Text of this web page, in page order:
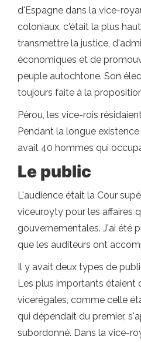
d'Espagne dans la vice-
coloniaux, c'était la plus
transmettre la justice,
économiques et de
peuple autochtone. Son
toujours faite à la
Pérou, les vice-rois
Pendant la longue
avait 40 hommes qui
Le public
L'audience était la Cour
viceuroyty pour les affaires
gouvernementales. J'ai été
que les auditeurs ont
Il y avait deux types de
Les plus importants étaient
vicerégales, comme celle
qui dépendait du premier,
subordonné. Dans la vice-